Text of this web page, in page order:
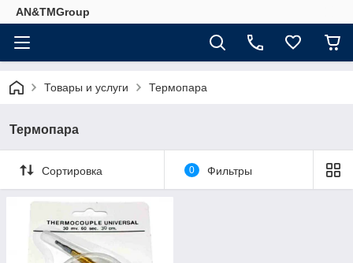
AN&TMGroup
Товары и услуги Термопара
Термопара
Сортировка 0 Фильтры